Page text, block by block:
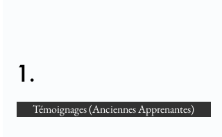
1.
Témoignages (Anciennes Apprenantes)